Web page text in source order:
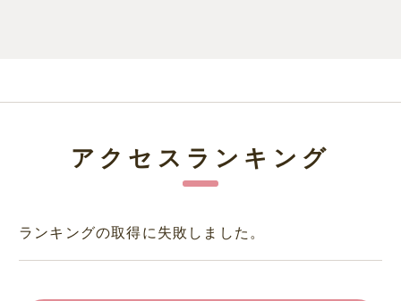
アクセスランキング
ランキングの取得に失敗しました。